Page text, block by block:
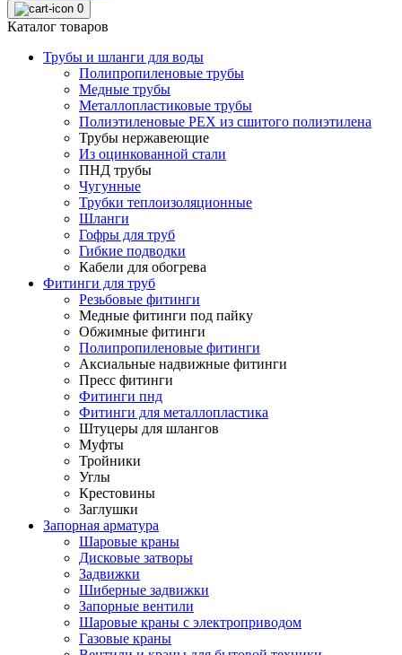
0
Каталог товаров
Трубы и шланги для воды
Полипропиленовые трубы
Медные трубы
Металлопластиковые трубы
Полиэтиленовые PEX из сшитого полиэтилена
Трубы нержавеющие
Из оцинкованной стали
ПНД трубы
Чугунные
Трубки теплоизоляционные
Шланги
Гофры для труб
Гибкие подводки
Кабели для обогрева
Фитинги для труб
Резьбовые фитинги
Медные фитинги под пайку
Обжимные фитинги
Полипропиленовые фитинги
Аксиальные надвижные фитинги
Пресс фитинги
Фитинги пнд
Фитинги для металлопластика
Штуцеры для шлангов
Муфты
Тройники
Углы
Крестовины
Заглушки
Запорная арматура
Шаровые краны
Дисковые затворы
Задвижки
Шиберные задвижки
Запорные вентили
Шаровые краны с электроприводом
Газовые краны